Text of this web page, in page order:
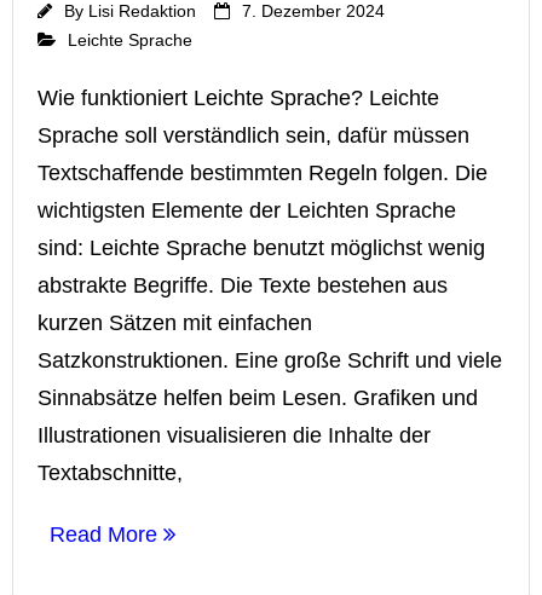
By Lisi Redaktion
7. Dezember 2024
Leichte Sprache
Wie funktioniert Leichte Sprache? Leichte
Sprache soll verständlich sein, dafür müssen
Textschaffende bestimmten Regeln folgen. Die
wichtigsten Elemente der Leichten Sprache
sind: Leichte Sprache benutzt möglichst wenig
abstrakte Begriffe. Die Texte bestehen aus
kurzen Sätzen mit einfachen
Satzkonstruktionen. Eine große Schrift und viele
Sinnabsätze helfen beim Lesen. Grafiken und
Illustrationen visualisieren die Inhalte der
Textabschnitte,
Read More